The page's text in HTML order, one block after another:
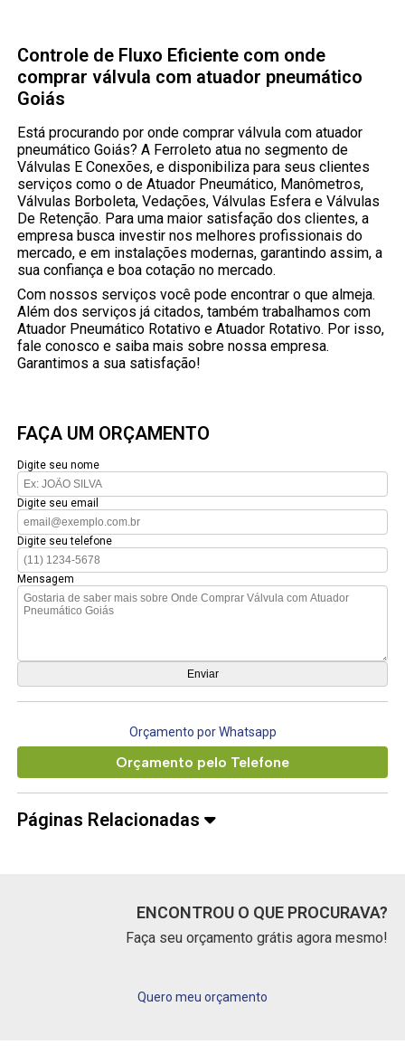
Controle de Fluxo Eficiente com onde
comprar válvula com atuador pneumático
Goiás
Está procurando por onde comprar válvula com atuador
pneumático Goiás? A Ferroleto atua no segmento de
Válvulas E Conexões, e disponibiliza para seus clientes
serviços como o de Atuador Pneumático, Manômetros,
Válvulas Borboleta, Vedações, Válvulas Esfera e Válvulas
De Retenção. Para uma maior satisfação dos clientes, a
empresa busca investir nos melhores profissionais do
mercado, e em instalações modernas, garantindo assim, a
sua confiança e boa cotação no mercado.
Com nossos serviços você pode encontrar o que almeja.
Além dos serviços já citados, também trabalhamos com
Atuador Pneumático Rotativo e Atuador Rotativo. Por isso,
fale conosco e saiba mais sobre nossa empresa.
Garantimos a sua satisfação!
FAÇA UM ORÇAMENTO
Digite seu nome
Digite seu email
Digite seu telefone
Mensagem
Orçamento por Whatsapp
Orçamento pelo Telefone
Páginas Relacionadas
ENCONTROU O QUE PROCURAVA?
Faça seu orçamento grátis agora mesmo!
Quero meu orçamento